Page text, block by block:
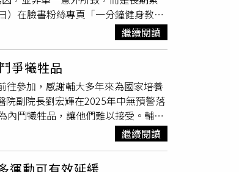
己兩年前左腳腳踝韌帶斷裂，若練習
歌錄音過程，成員也笑稱狀況百出。
亞恩則說副歌反覆的「Kirakira、
出，TPE48也希望用充滿青春活力
）在臉書粉絲專頁「一分鐘健身教
究針對154位經核磁共振（MRI）證
者在發病前「根本沒做什麼特別的
動作；而真正與「搬運重物」直接
板印象，王醫師比喻，椎間盤突出
病因是長期的磨損與纖維環退化。研
顯著差異，這意味著「莫名其妙發
正在忍受疼痛的患者不應過度糾結
果。雖然維持正確的搬運姿勢仍有
的動作，民眾更應專注於強化核心肌
理退化。這份研究雖屬於回溯性調
繼續閱讀
爭犧牲品
往參加，感謝輔大多年來為國家培養
院副院長劉宏輝在2025年中無預警落
內鬥犧牲品，讓他們難以接受。輔大
撥款。據了解，輔大現任校長藍易
校長王英州等人的保守派格格不入，
在2025年捐贈367萬元作為學術之
繼續閱讀